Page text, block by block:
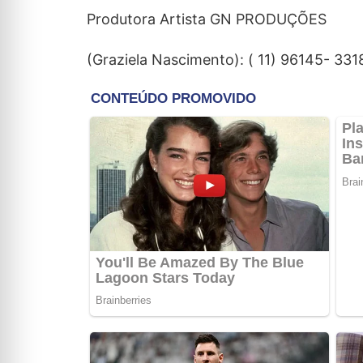
Produtora Artista GN PRODUÇÕES
(Graziela Nascimento): ( 11) 96145-